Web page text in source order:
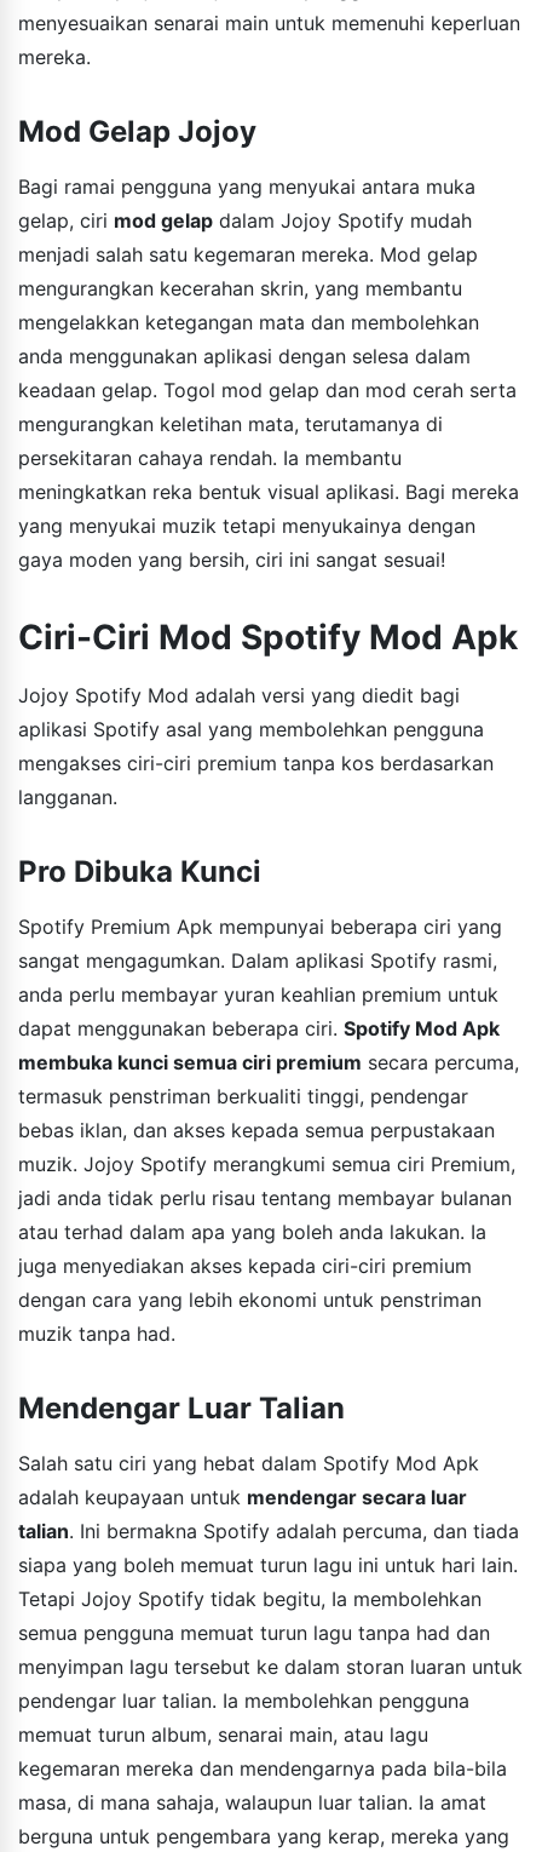
menyesuaikan senarai main untuk memenuhi keperluan
mereka.
Mod Gelap Jojoy
Bagi ramai pengguna yang menyukai antara muka
gelap, ciri mod gelap dalam Jojoy Spotify mudah
menjadi salah satu kegemaran mereka. Mod gelap
mengurangkan kecerahan skrin, yang membantu
mengelakkan ketegangan mata dan membolehkan
anda menggunakan aplikasi dengan selesa dalam
keadaan gelap. Togol mod gelap dan mod cerah serta
mengurangkan keletihan mata, terutamanya di
persekitaran cahaya rendah. Ia membantu
meningkatkan reka bentuk visual aplikasi. Bagi mereka
yang menyukai muzik tetapi menyukainya dengan
gaya moden yang bersih, ciri ini sangat sesuai!
Ciri-Ciri Mod Spotify Mod Apk
Jojoy Spotify Mod adalah versi yang diedit bagi
aplikasi Spotify asal yang membolehkan pengguna
mengakses ciri-ciri premium tanpa kos berdasarkan
langganan.
Pro Dibuka Kunci
Spotify Premium Apk mempunyai beberapa ciri yang
sangat mengagumkan. Dalam aplikasi Spotify rasmi,
anda perlu membayar yuran keahlian premium untuk
dapat menggunakan beberapa ciri. Spotify Mod Apk
membuka kunci semua ciri premium secara percuma,
termasuk penstriman berkualiti tinggi, pendengar
bebas iklan, dan akses kepada semua perpustakaan
muzik. Jojoy Spotify merangkumi semua ciri Premium,
jadi anda tidak perlu risau tentang membayar bulanan
atau terhad dalam apa yang boleh anda lakukan. Ia
juga menyediakan akses kepada ciri-ciri premium
dengan cara yang lebih ekonomi untuk penstriman
muzik tanpa had.
Mendengar Luar Talian
Salah satu ciri yang hebat dalam Spotify Mod Apk
adalah keupayaan untuk mendengar secara luar
talian. Ini bermakna Spotify adalah percuma, dan tiada
siapa yang boleh memuat turun lagu ini untuk hari lain.
Tetapi Jojoy Spotify tidak begitu, Ia membolehkan
semua pengguna memuat turun lagu tanpa had dan
menyimpan lagu tersebut ke dalam storan luaran untuk
pendengar luar talian. Ia membolehkan pengguna
memuat turun album, senarai main, atau lagu
kegemaran mereka dan mendengarnya pada bila-bila
masa, di mana sahaja, walaupun luar talian. Ia amat
berguna untuk pengembara yang kerap, mereka yang